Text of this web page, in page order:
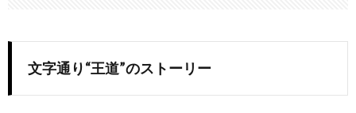
文字通り“王道”のストーリー